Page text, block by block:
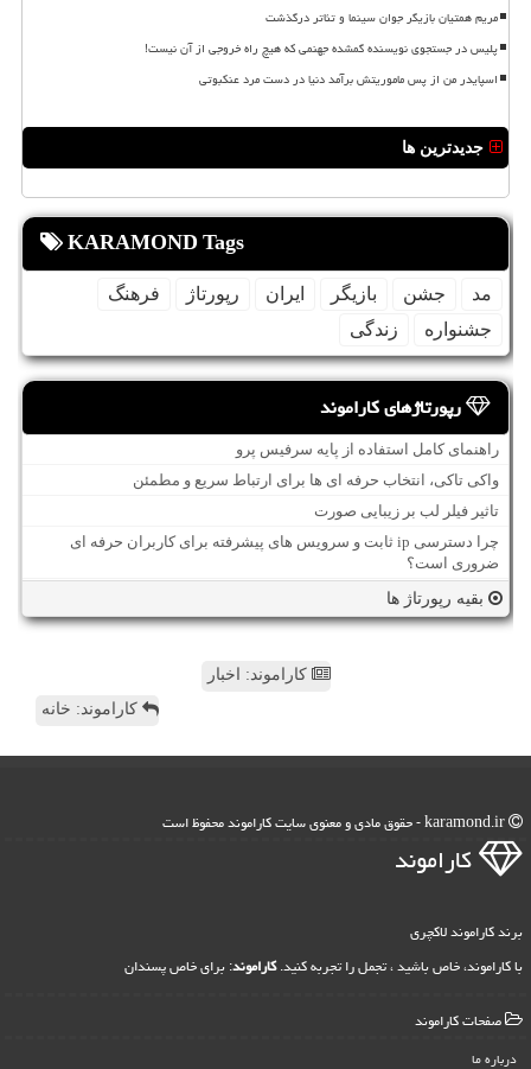
مریم همتیان بازیگر جوان سینما و تئاتر درگذشت
پلیس در جستجوی نویسنده گمشده جهنمی که هیچ راه خروجی از آن نیست!
اسپایدر من از پس ماموریتش برآمد دنیا در دست مرد عنکبوتی
جدیدترین ها
KARAMOND Tags
مد جشن بازیگر ایران رپورتاژ
فرهنگ
جشنواره
زندگی
رپورتاژهای کاراموند
راهنمای کامل استفاده از پایه سرفیس پرو
واکی تاکی، انتخاب حرفه ای ها برای ارتباط سریع و مطمئن
تاثیر فیلر لب بر زیبایی صورت
چرا دسترسی ip ثابت و سرویس های پیشرفته برای کاربران حرفه ای
ضروری است؟
بقیه رپورتاژ ها
کاراموند: اخبار
کاراموند: خانه
كاراموند
برند کاراموند لاکچری
با کاراموند، خاص باشید ، تجمل را تجربه کنید.کاراموند: برای خاص پسندان
صفحات كاراموند
درباره ما